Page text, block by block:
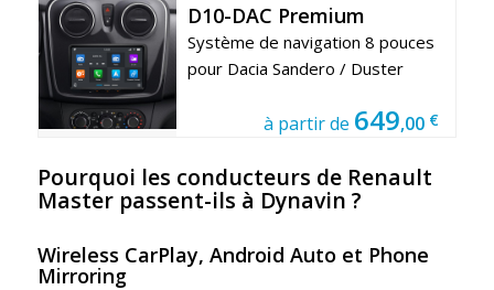
D10-DAC Premium
Système de navigation 8 pouces
pour Dacia Sandero / Duster
à partir de 649,00 €
Pourquoi les conducteurs de Renault
Master passent-ils à Dynavin ?
Wireless CarPlay, Android Auto et Phone
Mirroring